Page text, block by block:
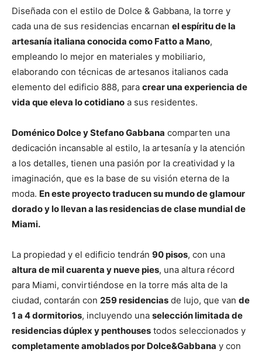
Diseñada con el estilo de Dolce & Gabbana, la torre y
cada una de sus residencias encarnan el espíritu de la
artesanía italiana conocida como Fatto a Mano,
empleando lo mejor en materiales y mobiliario,
elaborando con técnicas de artesanos italianos cada
elemento del edificio 888, para crear una experiencia de
vida que eleva lo cotidiano a sus residentes.
Doménico Dolce y Stefano Gabbana comparten una
dedicación incansable al estilo, la artesanía y la atención
a los detalles, tienen una pasión por la creatividad y la
imaginación, que es la base de su visión eterna de la
moda. En este proyecto traducen su mundo de glamour
dorado y lo llevan a las residencias de clase mundial de
Miami.
La propiedad y el edificio tendrán 90 pisos, con una
altura de mil cuarenta y nueve pies, una altura récord
para Miami, convirtiéndose en la torre más alta de la
ciudad, contarán con 259 residencias de lujo, que van de
1 a 4 dormitorios, incluyendo una selección limitada de
residencias dúplex y penthouses todos seleccionados y
completamente amoblados por Dolce&Gabbana y con